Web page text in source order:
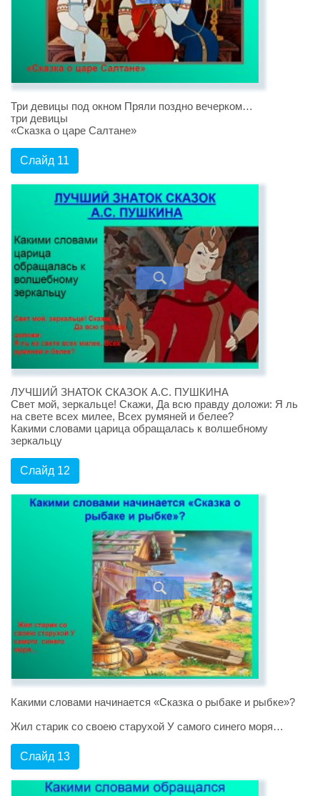
Три девицы под окном Пряли поздно вечерком…
три девицы
«Сказка о царе Салтане»
Слайд 11
ЛУЧШИЙ ЗНАТОК СКАЗОК А.С. ПУШКИНА
Свет мой, зеркальце! Скажи, Да всю правду доложи: Я ль
на свете всех милее, Всех румяней и белее?
Какими словами царица обращалась к волшебному
зеркальцу
Слайд 12
Какими словами начинается «Сказка о рыбаке и рыбке»?
Жил старик со своею старухой У самого синего моря…
Слайд 13